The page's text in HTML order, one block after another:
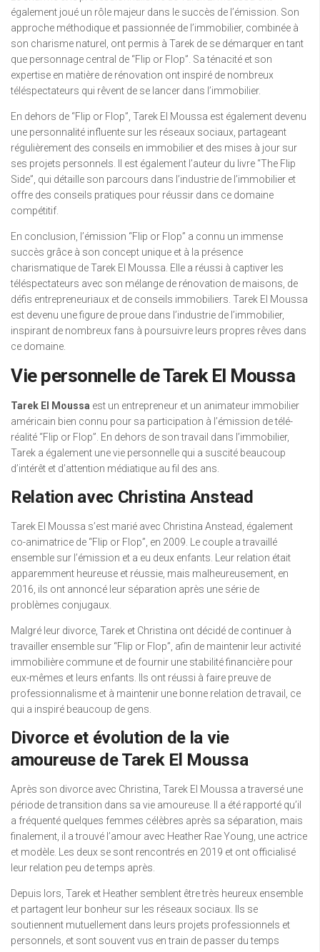
également joué un rôle majeur dans le succès de l’émission. Son
approche méthodique et passionnée de l’immobilier, combinée à
son charisme naturel, ont permis à Tarek de se démarquer en tant
que personnage central de “Flip or Flop”. Sa ténacité et son
expertise en matière de rénovation ont inspiré de nombreux
téléspectateurs qui rêvent de se lancer dans l’immobilier.
En dehors de “Flip or Flop”, Tarek El Moussa est également devenu
une personnalité influente sur les réseaux sociaux, partageant
régulièrement des conseils en immobilier et des mises à jour sur
ses projets personnels. Il est également l’auteur du livre “The Flip
Side”, qui détaille son parcours dans l’industrie de l’immobilier et
offre des conseils pratiques pour réussir dans ce domaine
compétitif.
En conclusion, l’émission “Flip or Flop” a connu un immense
succès grâce à son concept unique et à la présence
charismatique de Tarek El Moussa. Elle a réussi à captiver les
téléspectateurs avec son mélange de rénovation de maisons, de
défis entrepreneuriaux et de conseils immobiliers. Tarek El Moussa
est devenu une figure de proue dans l’industrie de l’immobilier,
inspirant de nombreux fans à poursuivre leurs propres rêves dans
ce domaine.
Vie personnelle de Tarek El Moussa
Tarek El Moussa est un entrepreneur et un animateur immobilier
américain bien connu pour sa participation à l’émission de télé-
réalité “Flip or Flop”. En dehors de son travail dans l’immobilier,
Tarek a également une vie personnelle qui a suscité beaucoup
d’intérêt et d’attention médiatique au fil des ans.
Relation avec Christina Anstead
Tarek El Moussa s’est marié avec Christina Anstead, également
co-animatrice de “Flip or Flop”, en 2009. Le couple a travaillé
ensemble sur l’émission et a eu deux enfants. Leur relation était
apparemment heureuse et réussie, mais malheureusement, en
2016, ils ont annoncé leur séparation après une série de
problèmes conjugaux.
Malgré leur divorce, Tarek et Christina ont décidé de continuer à
travailler ensemble sur “Flip or Flop”, afin de maintenir leur activité
immobilière commune et de fournir une stabilité financière pour
eux-mêmes et leurs enfants. Ils ont réussi à faire preuve de
professionnalisme et à maintenir une bonne relation de travail, ce
qui a inspiré beaucoup de gens.
Divorce et évolution de la vie
amoureuse de Tarek El Moussa
Après son divorce avec Christina, Tarek El Moussa a traversé une
période de transition dans sa vie amoureuse. Il a été rapporté qu’il
a fréquenté quelques femmes célèbres après sa séparation, mais
finalement, il a trouvé l’amour avec Heather Rae Young, une actrice
et modèle. Les deux se sont rencontrés en 2019 et ont officialisé
leur relation peu de temps après.
Depuis lors, Tarek et Heather semblent être très heureux ensemble
et partagent leur bonheur sur les réseaux sociaux. Ils se
soutiennent mutuellement dans leurs projets professionnels et
personnels, et sont souvent vus en train de passer du temps